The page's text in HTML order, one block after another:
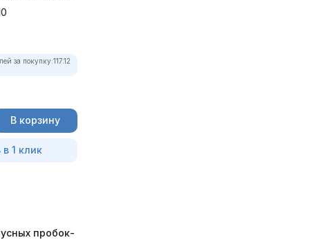
за покупку:117.12
В корзину
в 1 клик
пробок-